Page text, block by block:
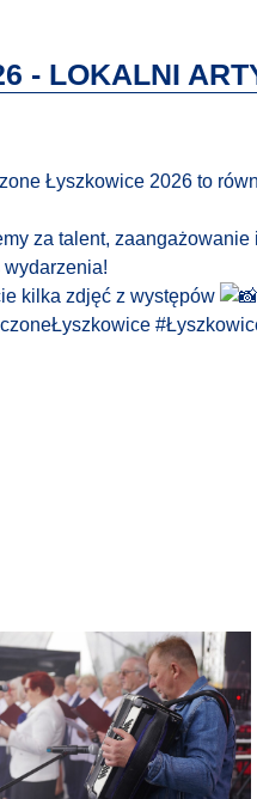
- LOKALNI
Łyszkowice 2026 to
za talent,
wydarzenia!
kilka zdjęć z występów